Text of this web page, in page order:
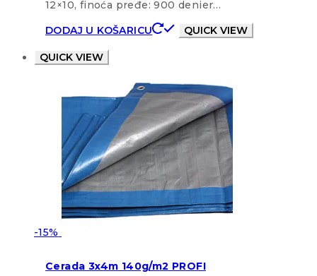
12×10, finoća pređe: 900 denier…
DODAJ U KOŠARICU
QUICK VIEW
QUICK VIEW
-15%
Cerada 3x4m 140g/m2 PROFI